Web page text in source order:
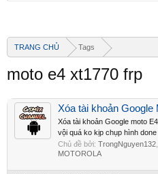
TRANG CHỦ Tags
moto e4 xt1770 frp
Xóa tài khoản Google
Xóa tài khoản Google moto
vội quá ko kịp chụp hình done
Chủ đề bởi: TrongNguyen132
MOTOROLA